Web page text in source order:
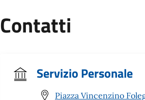
Contatti
Servizio Personale
Piazza Vincenzino